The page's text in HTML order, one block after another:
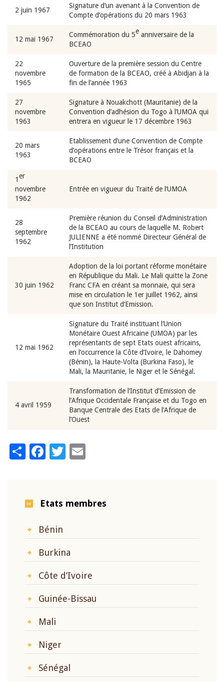
2 juin 1967
Signature d’un avenant à la Convention de
Compte d’opérations du 20 mars 1963
12 mai 1967
Commémoration du 5e anniversaire de la
BCEAO
22
novembre
1965
Ouverture de la première session du Centre
de formation de la BCEAO, créé à Abidjan à la
fin de l’année 1963
27
novembre
1963
Signature à Nouakchott (Mauritanie) de la
Convention d’adhésion du Togo à l’UMOA qui
entrera en vigueur le 17 décembre 1963
20 mars
1963
Etablissement d’une Convention de Compte
d’opérations entre le Trésor français et la
BCEAO
1er
novembre
1962
Entrée en vigueur du Traité de l’UMOA
28
septembre
1962
Première réunion du Conseil d’Administration
de la BCEAO au cours de laquelle M. Robert
JULIENNE a été nommé Directeur Général de
l’Institution
30 juin 1962
Adoption de la loi portant réforme monétaire
en République du Mali. Le Mali quitte la Zone
Franc CFA en créant sa monnaie, qui sera
mise en circulation le 1er juillet 1962, ainsi
que son Institut d’Emission.
12 mai 1962
Signature du Traité instituant l’Union
Monétaire Ouest Africaine (UMOA) par les
représentants de sept Etats ouest africains,
en l’occurrence la Côte d’Ivoire, le Dahomey
(Bénin), la Haute-Volta (Burkina Faso), le
Mali, la Mauritanie, le Niger et le Sénégal.
4 avril 1959
Transformation de l’Institut d’Emission de
l’Afrique Occidentale Française et du Togo en
Banque Centrale des Etats de l’Afrique de
l’Ouest
ShareFacebook
Twitter
Etats membres
Bénin
Burkina
Côte d’Ivoire
Guinée-Bissau
Mali
Niger
Sénégal